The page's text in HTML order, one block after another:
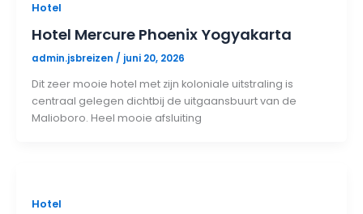
Hotel
Hotel Mercure Phoenix Yogyakarta
admin.jsbreizen / juni 20, 2026
Dit zeer mooie hotel met zijn koloniale uitstraling is
centraal gelegen dichtbij de uitgaansbuurt van de
Malioboro. Heel mooie afsluiting
Hotel